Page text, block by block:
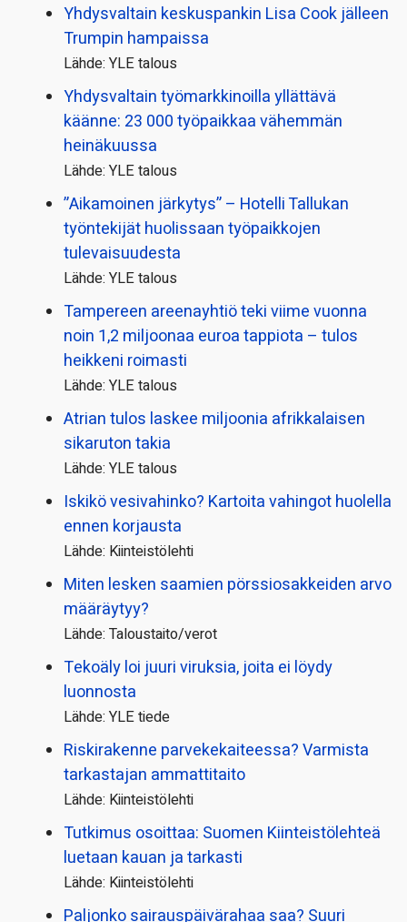
Yhdysvaltain keskuspankin Lisa Cook jälleen
Trumpin hampaissa
Lähde: YLE talous
Yhdysvaltain työmarkkinoilla yllättävä
käänne: 23 000 työpaikkaa vähemmän
heinäkuussa
Lähde: YLE talous
”Aikamoinen järkytys” – Hotelli Tallukan
työntekijät huolissaan työpaikkojen
tulevaisuudesta
Lähde: YLE talous
Tampereen areenayhtiö teki viime vuonna
noin 1,2 miljoonaa euroa tappiota – tulos
heikkeni roimasti
Lähde: YLE talous
Atrian tulos laskee miljoonia afrikkalaisen
sikaruton takia
Lähde: YLE talous
Iskikö vesivahinko? Kartoita vahingot huolella
ennen korjausta
Lähde: Kiinteistölehti
Miten lesken saamien pörssi­osakkeiden arvo
määräytyy?
Lähde: Taloustaito/verot
Tekoäly loi juuri viruksia, joita ei löydy
luonnosta
Lähde: YLE tiede
Riskirakenne parvekekaiteessa? Varmista
tarkastajan ammattitaito
Lähde: Kiinteistölehti
Tutkimus osoittaa: Suomen Kiinteistölehteä
luetaan kauan ja tarkasti
Lähde: Kiinteistölehti
Paljonko sairauspäivä­rahaa saa? Suuri